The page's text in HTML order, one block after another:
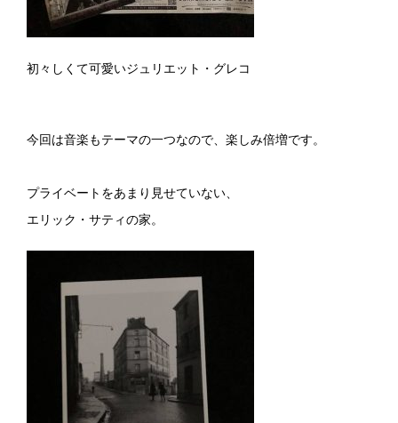
初々しくて可愛いジュリエット・グレコ
今回は音楽もテーマの一つなので、楽しみ倍増です。
プライベートをあまり見せていない、
エリック・サティの家。